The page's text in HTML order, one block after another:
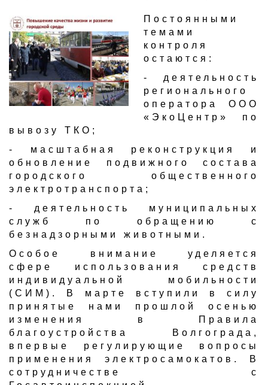
​Постоянными
темами
контроля
остаются:
- деятельность
регионального
оператора ООО
«ЭкоЦентр» по
вывозу ТКО;
- масштабная реконструкция и
обновление подвижного состава
городского общественного
электротранспорта;
- деятельность муниципальных
служб по обращению с
безнадзорными животными.
Особое внимание уделяется
сфере использования средств
индивидуальной мобильности
(СИМ). В марте вступили в силу
принятые нами прошлой осенью
изменения в Правила
благоустройства Волгограда,
впервые регулирующие вопросы
применения электросамокатов. В
сотрудничестве с